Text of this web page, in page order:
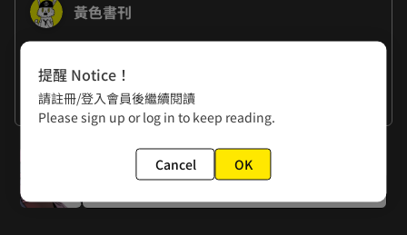
黃色書刊
楊政諭：食屍鬼真的超好看！
黃色書刊：（羞
看更多
提醒 Notice！
請註冊/登入會員後繼續閱讀
Please sign up or log in to keep reading.
Cancel OK